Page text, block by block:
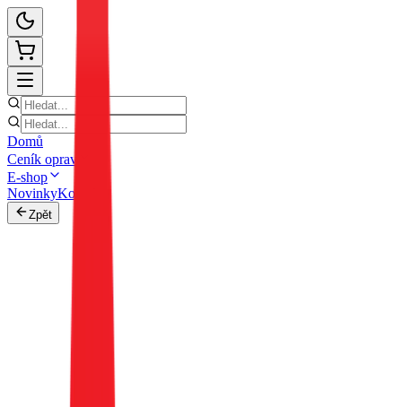
Domů
Ceník oprav
E-shop
NovinkyKontakt
Zpět